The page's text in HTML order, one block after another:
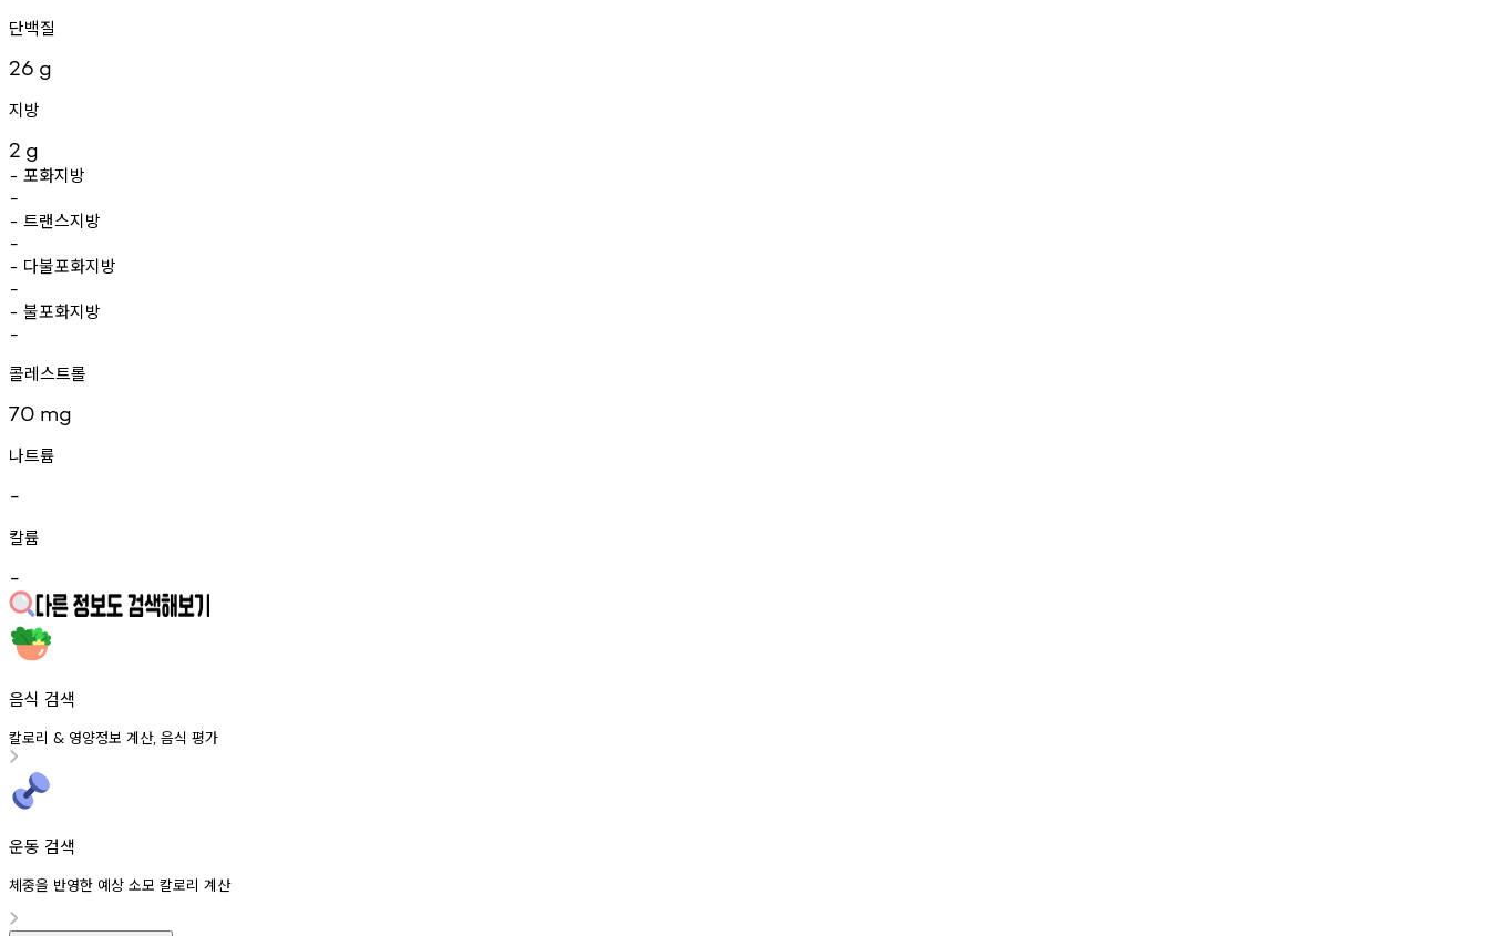
단백질
26 g
지방
2 g
- 포화지방
-
- 트랜스지방
-
- 다불포화지방
-
- 불포화지방
-
콜레스트롤
70 mg
나트륨
-
칼륨
-
음식 검색
칼로리 & 영양정보 계산, 음식 평가
운동 검색
체중을 반영한 예상 소모 칼로리 계산